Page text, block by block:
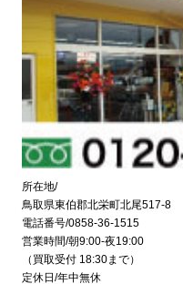
所在地/
鳥取県東伯郡北栄町北尾517-8
電話番号/0858-36-1515
営業時間/朝9:00-夜19:00
（買取受付 18:30まで）
定休日/年中無休